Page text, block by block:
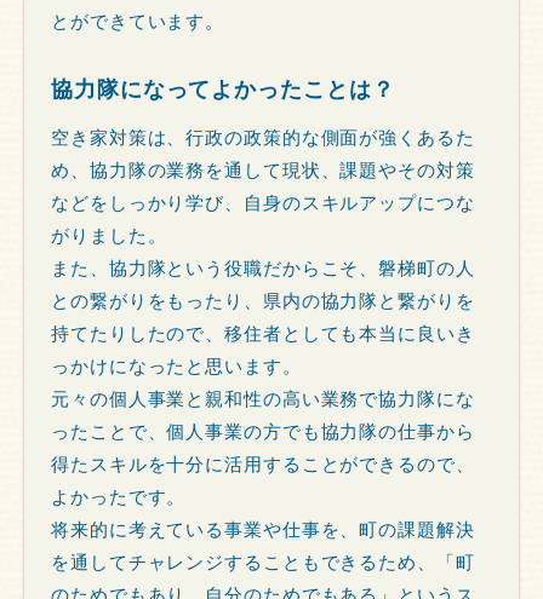
とができています。
協力隊になってよかったことは？
空き家対策は、行政の政策的な側面が強くあるた
め、協力隊の業務を通して現状、課題やその対策
などをしっかり学び、自身のスキルアップにつな
がりました。
また、協力隊という役職だからこそ、磐梯町の人
との繋がりをもったり、県内の協力隊と繋がりを
持てたりしたので、移住者としても本当に良いき
っかけになったと思います。
元々の個人事業と親和性の高い業務で協力隊にな
ったことで、個人事業の方でも協力隊の仕事から
得たスキルを十分に活用することができるので、
よかったです。
将来的に考えている事業や仕事を、町の課題解決
を通してチャレンジすることもできるため、「町
のためでもあり、自分のためでもある」というス